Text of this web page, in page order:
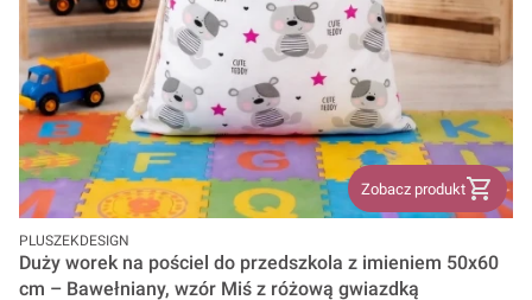
Zobacz produkt
PRODUCENT
PLUSZEKDESIGN
Duży worek na pościel do przedszkola z imieniem 50x60
cm – Bawełniany, wzór Miś z różową gwiazdką